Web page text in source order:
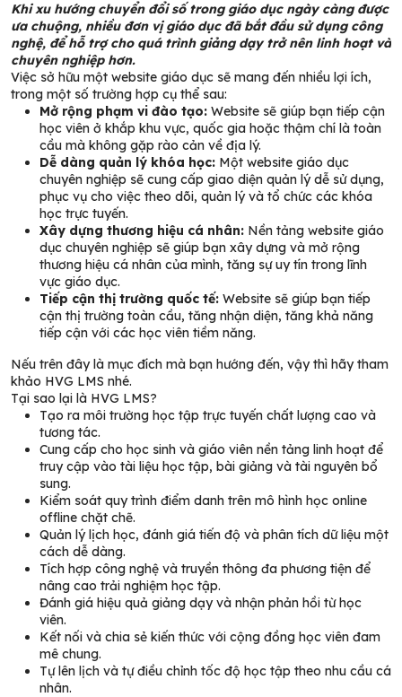
Khi xu hướng chuyển đổi số trong giáo dục ngày càng được
ưa chuộng, nhiều đơn vị giáo dục đã bắt đầu sử dụng công
nghệ, để hỗ trợ cho quá trình giảng dạy trở nên linh hoạt và
chuyên nghiệp hơn.
Việc sở hữu một website giáo dục sẽ mang đến nhiều lợi ích,
trong một số trường hợp cụ thể sau:
️Mở rộng phạm vi đào tạo: Website sẽ giúp bạn tiếp cận
học viên ở khắp khu vực, quốc gia hoặc thậm chí là toàn
cầu mà không gặp rào cản về địa lý.
️Dễ dàng quản lý khóa học: Một website giáo dục
chuyên nghiệp sẽ cung cấp giao diện quản lý dễ sử dụng,
phục vụ cho việc theo dõi, quản lý và tổ chức các khóa
học trực tuyến.
️Xây dựng thương hiệu cá nhân: Nền tảng website giáo
dục chuyên nghiệp sẽ giúp bạn xây dựng và mở rộng
thương hiệu cá nhân của mình, tăng sự uy tín trong lĩnh
vực giáo dục.
️Tiếp cận thị trường quốc tế: Website sẽ giúp bạn tiếp
cận thị trường toàn cầu, tăng nhận diện, tăng khả năng
tiếp cận với các học viên tiềm năng.
Nếu trên đây là mục đích mà bạn hướng đến, vậy thì hãy tham
khảo HVG LMS nhé.
Tại sao lại là HVG LMS?
Tạo ra môi trường học tập trực tuyến chất lượng cao và
tương tác.
Cung cấp cho học sinh và giáo viên nền tảng linh hoạt để
truy cập vào tài liệu học tập, bài giảng và tài nguyên bổ
sung.
Kiểm soát quy trình điểm danh trên mô hình học online
offline chặt chẽ.
Quản lý lịch học, đánh giá tiến độ và phân tích dữ liệu một
cách dễ dàng.
Tích hợp công nghệ và truyền thông đa phương tiện để
nâng cao trải nghiệm học tập.
Đánh giá hiệu quả giảng dạy và nhận phản hồi từ học
viên.
Kết nối và chia sẻ kiến thức với cộng đồng học viên đam
mê chung.
Tự lên lịch và tự điều chỉnh tốc độ học tập theo nhu cầu cá
nhân.